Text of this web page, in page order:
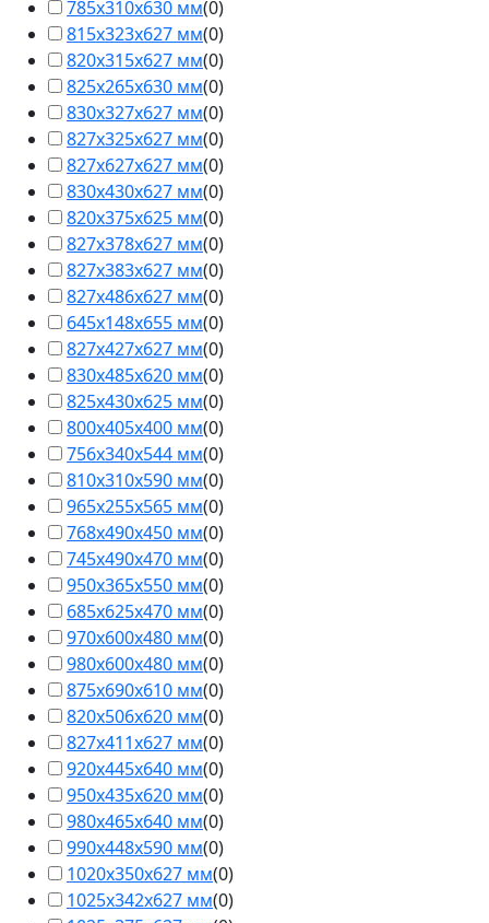
785х310х630 мм(0)
815х323х627 мм(0)
820х315х627 мм(0)
825х265х630 мм(0)
830х327х627 мм(0)
827х325х627 мм(0)
827х627х627 мм(0)
830х430х627 мм(0)
820х375х625 мм(0)
827х378х627 мм(0)
827х383х627 мм(0)
827х486х627 мм(0)
645х148х655 мм(0)
827х427х627 мм(0)
830х485х620 мм(0)
825х430х625 мм(0)
800х405х400 мм(0)
756х340х544 мм(0)
810х310х590 мм(0)
965х255х565 мм(0)
768х490х450 мм(0)
745х490х470 мм(0)
950х365х550 мм(0)
685х625х470 мм(0)
970х600х480 мм(0)
980х600х480 мм(0)
875х690х610 мм(0)
820х506х620 мм(0)
827х411х627 мм(0)
920х445х640 мм(0)
950х435х620 мм(0)
980х465х640 мм(0)
990х448х590 мм(0)
1020х350х627 мм(0)
1025х342х627 мм(0)